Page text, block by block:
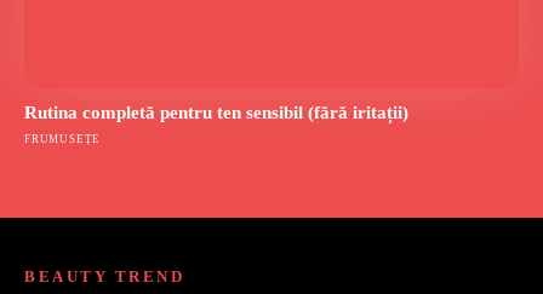
Rutina completă pentru ten sensibil (fără iritații)
FRUMUSEȚE
BEAUTY TREND